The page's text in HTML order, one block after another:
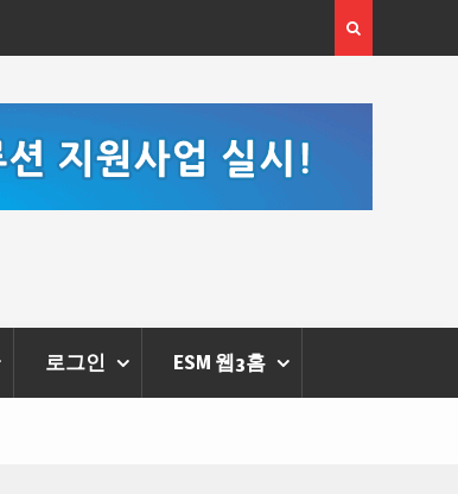
[정봉수 칼럼] 약정휴가의 종류와 운영방법
로그인 ESM 웹3홈